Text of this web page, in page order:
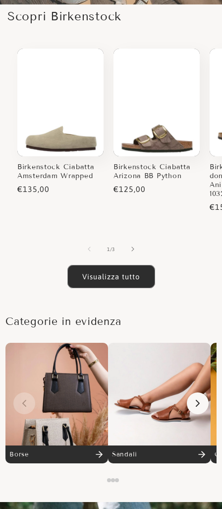
Scopri Birkenstock
Birkenstock Ciabatta
Amsterdam Wrapped
Prezzo
€135,00
Birkenstock Ciabatta
Arizona BB Python
Prezzo
€125,00
1 /su
3
Visualizza tutto
Categorie in evidenza
Borse Sandali